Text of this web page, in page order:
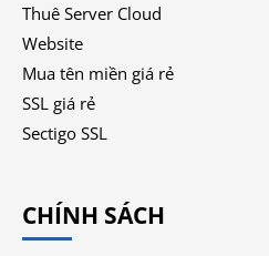
Thuê Server Cloud
Website
Mua tên miền giá rẻ
SSL giá rẻ
Sectigo SSL
CHÍNH SÁCH